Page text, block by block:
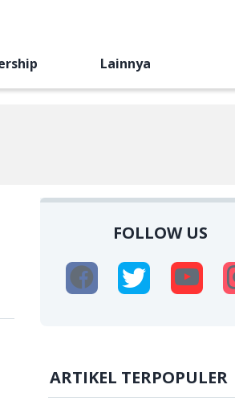
Lainnya
FOLLOW US
ARTIKEL TERPOPULER